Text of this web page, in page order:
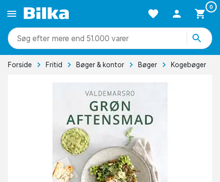
0
mere end 51.000 varer
Forside Fritid Bøger & kontor Bøger Kogebøger